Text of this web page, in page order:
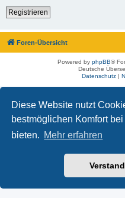
Diese Website nutzt
bestmöglichen Komfort
bieten. Mehr erfahren
Registrieren
Foren-Übersicht
Powered by phpBB®
Deutsche
Datenschutz|